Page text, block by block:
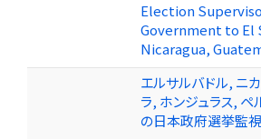
Election
Government to El
Nicaragua,
エルサルバドル, ニ
ラ, ホンジュラス,
の日本政府選挙監